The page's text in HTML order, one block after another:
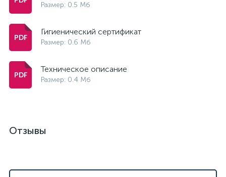
Размер: 0.5 Мб
Гигиенический сертификат
Размер: 0.6 Мб
Техническое описание
Размер: 0.4 Мб
Отзывы